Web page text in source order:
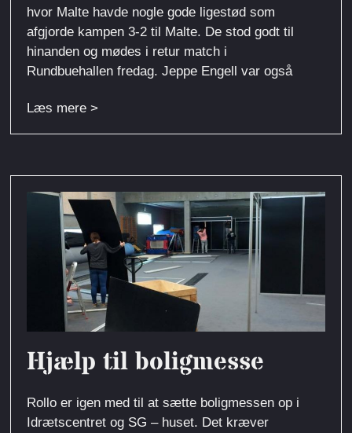
hvor Malte havde nogle gode ligestød som
afgjorde kampen 3-2 til Malte. De stod godt til
hinanden og mødes i retur match i
Rundbuehallen fredag. Jeppe Engell var også
Læs mere >
Hjælp til boligmesse
Rollo er igen med til at sætte boligmessen op i
Idrætscentret og SG – huset. Det kræver